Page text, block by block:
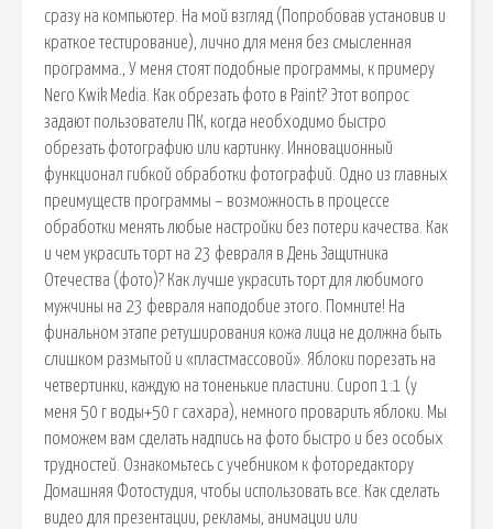
сразу на компьютер. На мой взгляд (Попробовав установив и
краткое тестирование), лично для меня без смысленная
программа., У меня стоят подобные программы, к примеру
Nero Kwik Media. Как обрезать фото в Paint? Этот вопрос
задают пользователи ПК, когда необходимо быстро
обрезать фотографию или картинку. Инновационный
функционал гибкой обработки фотографий. Одно из главных
преимуществ программы – возможность в процессе
обработки менять любые настройки без потери качества. Как
и чем украсить торт на 23 февраля в День Защитника
Отечества (фото)? Как лучше украсить торт для любимого
мужчины на 23 февраля наподобие этого. Помните! На
финальном этапе ретуширования кожа лица не должна быть
слишком размытой и «пластмассовой». Яблоки порезать на
четвертинки, каждую на тоненькие пластини. Сироп 1:1 (у
меня 50 г воды+50 г сахара), немного проварить яблоки. Мы
поможем вам сделать надпись на фото быстро и без особых
трудностей. Ознакомьтесь с учебником к фоторедактору
Домашняя Фотостудия, чтобы использовать все. Как сделать
видео для презентации, рекламы, анимации или